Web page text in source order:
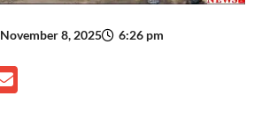
November 8, 2025 6:26 pm